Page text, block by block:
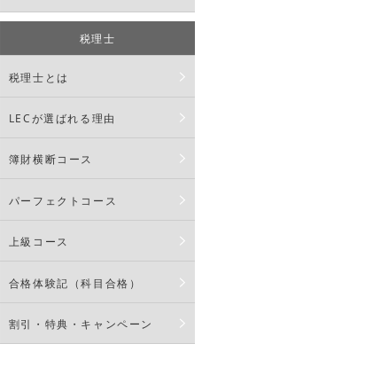
税理士
税理士とは
LECが選ばれる理由
簿財横断コース
パーフェクトコース
上級コース
合格体験記（科目合格）
割引・特典・キャンペーン